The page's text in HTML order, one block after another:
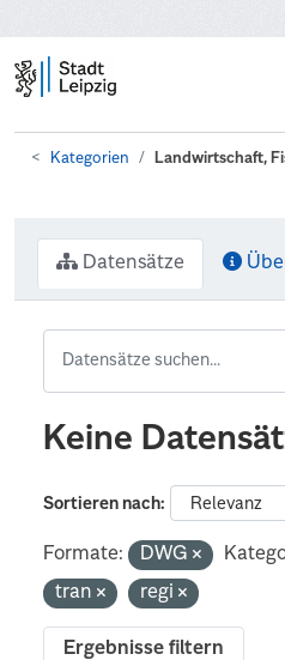
Kategorien Landwirtschaft,
Datensätze
Keine
Sortieren nach
Formate: DWG
tran
regi
Ergebnisse filtern